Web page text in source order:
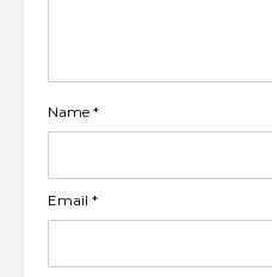
Name *
Email *